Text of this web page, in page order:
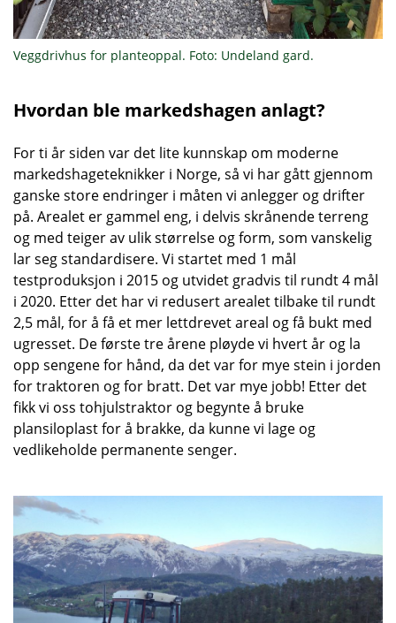
Veggdrivhus for planteoppal. Foto: Undeland gard.
Hvordan ble markedshagen anlagt?
For ti år siden var det lite kunnskap om moderne
markedshageteknikker i Norge, så vi har gått gjennom
ganske store endringer i måten vi anlegger og drifter
på. Arealet er gammel eng, i delvis skrånende terreng
og med teiger av ulik størrelse og form, som vanskelig
lar seg standardisere. Vi startet med 1 mål
testproduksjon i 2015 og utvidet gradvis til rundt 4 mål
i 2020. Etter det har vi redusert arealet tilbake til rundt
2,5 mål, for å få et mer lettdrevet areal og få bukt med
ugresset. De første tre årene pløyde vi hvert år og la
opp sengene for hånd, da det var for mye stein i jorden
for traktoren og for bratt. Det var mye jobb! Etter det
fikk vi oss tohjulstraktor og begynte å bruke
plansiloplast for å brakke, da kunne vi lage og
vedlikeholde permanente senger.